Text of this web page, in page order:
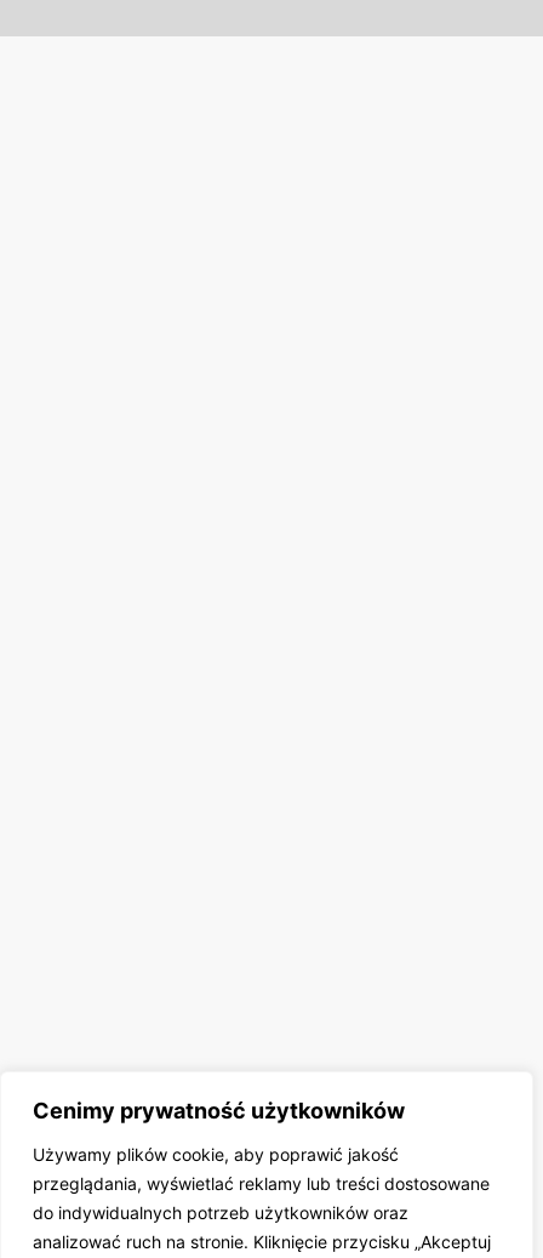
Cenimy prywatność użytkowników
Używamy plików cookie, aby poprawić jakość
przeglądania, wyświetlać reklamy lub treści dostosowane
do indywidualnych potrzeb użytkowników oraz
analizować ruch na stronie. Kliknięcie przycisku „Akceptuj